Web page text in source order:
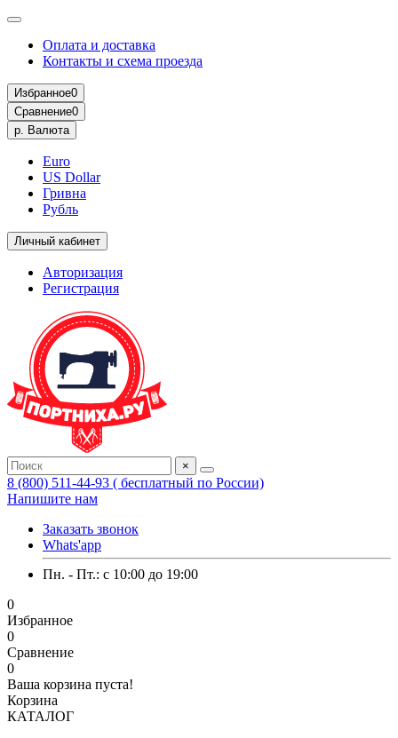
Оплата и доставка
Контакты и схема проезда
Избранное0
Сравнение0
р. Валюта
Euro
US Dollar
Гривна
Рубль
Личный кабинет
Авторизация
Регистрация
×
8 (800) 511-44-93 ( бесплатный по России)
Напишите нам
Заказать звонок
Whats'app
Пн. - Пт.: c 10:00 до 19:00
0
Избранное
0
Сравнение
0
Ваша корзина пуста!
Корзина
КАТАЛОГ